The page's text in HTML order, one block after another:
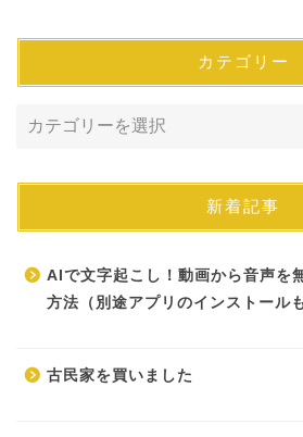
カテゴリー
新着記事
AIで文字起こし！動画から音声を
方法（別途アプリのインストール
古民家を買いました